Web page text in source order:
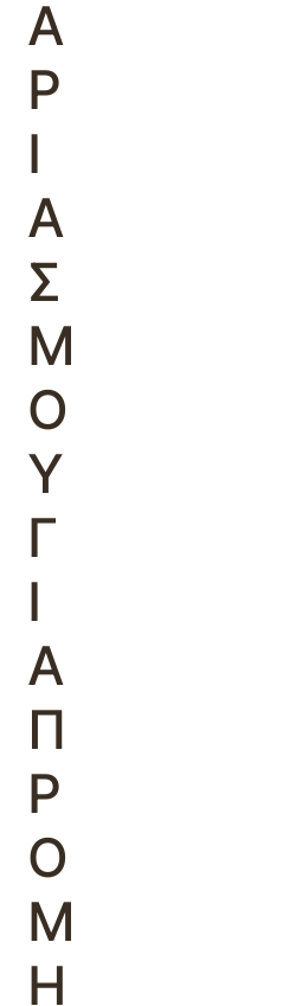
Α
Ρ
Ι
Α
Σ
Μ
Ο
Υ
Γ
Ι
Α
Π
Ρ
Ο
Μ
Η